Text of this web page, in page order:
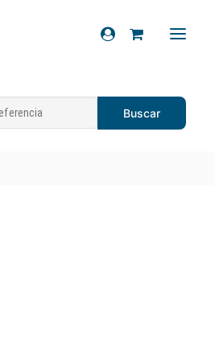
» Manillar y
»Maneta freno